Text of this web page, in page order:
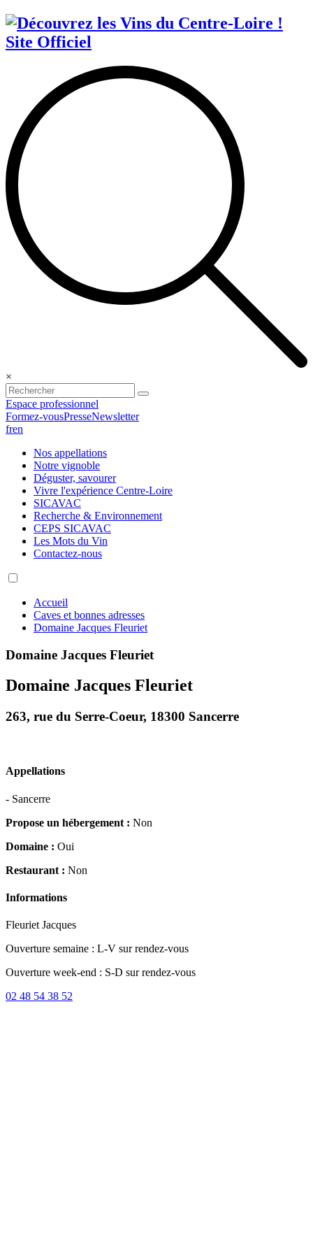
×
Espace professionnel
Formez-vousPresseNewsletter
fren
Nos appellations
Notre vignoble
Déguster, savourer
Vivre l'expérience Centre-Loire
SICAVAC
Recherche & Environnement
CEPS SICAVAC
Les Mots du Vin
Contactez-nous
Accueil
Caves et bonnes adresses
Domaine Jacques Fleuriet
Domaine Jacques Fleuriet
Domaine Jacques Fleuriet
263, rue du Serre-Coeur, 18300 Sancerre
Appellations
- Sancerre
Propose un hébergement : Non
Domaine : Oui
Restaurant : Non
Informations
Fleuriet Jacques
Ouverture semaine : L-V sur rendez-vous
Ouverture week-end : S-D sur rendez-vous
02 48 54 38 52